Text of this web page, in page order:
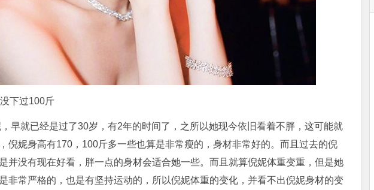
下过100斤
早就已经是过了30岁，有2年的时间了，之所以她现今依旧看着不胖，这可能就
倪妮身高有170，100斤多一些也算是非常瘦的，身材非常好的。而且过去的倪
并没有现在好看，胖一点的身材会适合她一些。而且就算倪妮体重变重，但是她
非常严格的，也是有坚持运动的，所以倪妮体重的变化，并看不出倪妮身材的变